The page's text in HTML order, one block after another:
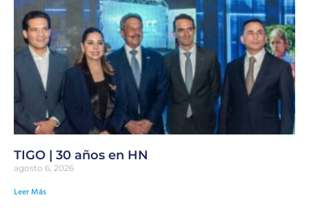
TIGO | 30 años en HN
agosto 6, 2026
Leer Más